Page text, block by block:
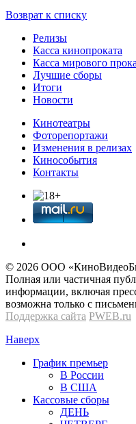
Возврат к списку
Релизы
Касса кинопроката
Касса мирового
Лучшие сборы
Итоги
Новости
Кинотеатры
Фоторепортажи
Изменения в релизах
Кинособытия
Контакты
© 2026 OOО
Полная или частичная
информации, включая
возможна только с
Поддержка сайта PWEB.ru
Наверх
График премьер
В России
В США
Кассовые сборы
ДЕНЬ